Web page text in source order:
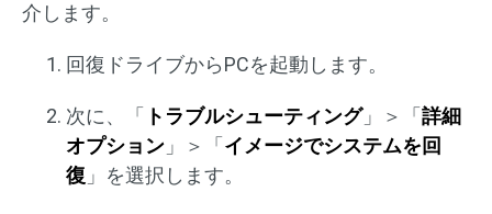
介します。
回復ドライブからPCを起動します。
次に、「 トラブルシューティング」＞「 詳細
オプション 」＞「 イメージでシステムを回
復 」を選択します。